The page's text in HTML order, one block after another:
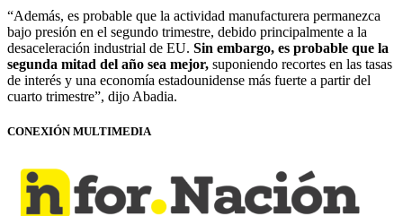
“Además, es probable que la actividad manufacturera permanezca
bajo presión en el segundo trimestre, debido principalmente a la
desaceleración industrial de EU. Sin embargo, es probable que la
segunda mitad del año sea mejor, suponiendo recortes en las tasas
de interés y una economía estadounidense más fuerte a partir del
cuarto trimestre”, dijo Abadia.
CONEXIÓN MULTIMEDIA